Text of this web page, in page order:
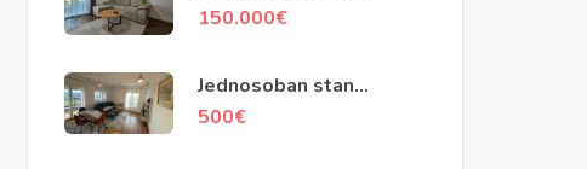
površine 48m2, Ilino, Bar
150.000€
Jednosoban stan
površine 45m2, zgrada
500€